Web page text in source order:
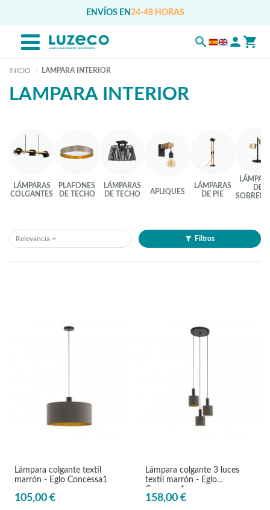
ENVÍOS EN 24-48 HORAS
INICIO LAMPARA INTERIOR
LAMPARA INTERIOR
LÁMPARAS
COLGANTES
PLAFONES
DE TECHO
LÁMPARAS
DE TECHO
APLIQUES
LÁMPARAS
DE PIE
DE
Relevancia Filtros
Lámpara colgante textil
marrón - Eglo Concessa1
105,00 €
Lámpara colgante 3 luces
textil marrón - Eglo
Concessa1
158,00 €